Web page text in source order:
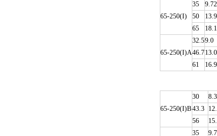
65-250(I)
35
9.72
50
13.9
65
18.1
65-250(I)A
32.59.0
46.713.0
61
16.9
65-250(I)B
30
8.3
43.3
56
35